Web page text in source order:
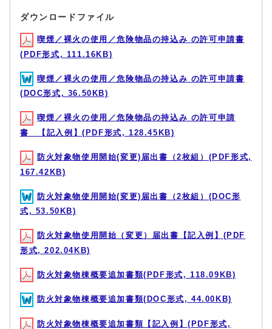
ダウンロードファイル
喫煙／裸火の使用／危険物品の持込み の許可申請書
(PDF形式, 111.16KB)
喫煙／裸火の使用／危険物品の持込み の許可申請書
(DOC形式, 36.50KB)
喫煙／裸火の使用／危険物品の持込み の許可申請
書 【記入例】(PDF形式, 128.45KB)
防火対象物使用開始(変更)届出書（2枚組）(PDF形式,
167.42KB)
防火対象物使用開始(変更)届出書（2枚組）(DOC形
式, 53.50KB)
防火対象物使用開始（変更）届出書【記入例】(PDF
形式, 202.04KB)
防火対象物棟概要追加書類(PDF形式, 118.09KB)
防火対象物棟概要追加書類(DOC形式, 44.00KB)
防火対象物棟概要追加書類【記入例】(PDF形式,